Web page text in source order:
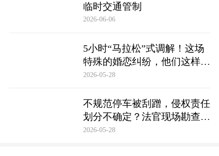
临时交通管制
2026-06-06
5小时“马拉松”式调解！这场
特殊的婚恋纠纷，他们这样化
解……
2026-05-28
不规范停车被刮蹭，侵权责任
划分不确定？法官现场勘查定
争纷
2026-05-28